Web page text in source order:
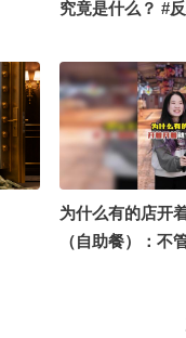
究竟是什么？ #
为什么有的店开
（自助餐）：不